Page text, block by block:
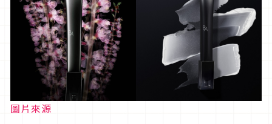
圖片來源